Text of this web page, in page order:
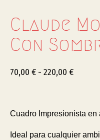
Claude
Con
70,00 € - 220,00 €
Cuadro Impresionista
Ideal para cualquier